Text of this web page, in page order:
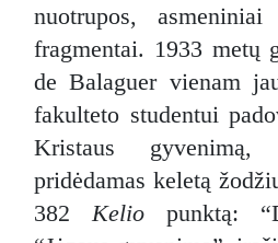
nuotrupos,
fragmentai. 1933 metų
de Balaguer vienam
fakulteto studentui
Kristaus
pridėdamas keletą
382 Kelio punktą: